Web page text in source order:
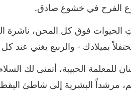
الفرح في خشوع صادق.
الحيوات فوق كل المحن، ناشرة
بميلادك - والربيع يغني عند
للمعلمة الحبيبة، أتمنى لك
مرشداً البشرية إلى شاطئ